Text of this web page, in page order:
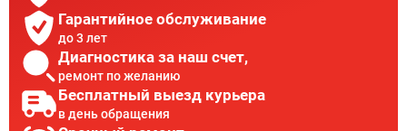
Гарантийное обслуживание
до 3 лет
Диагностика за наш счет,
ремонт по желанию
Бесплатный выезд курьера
в день обращения